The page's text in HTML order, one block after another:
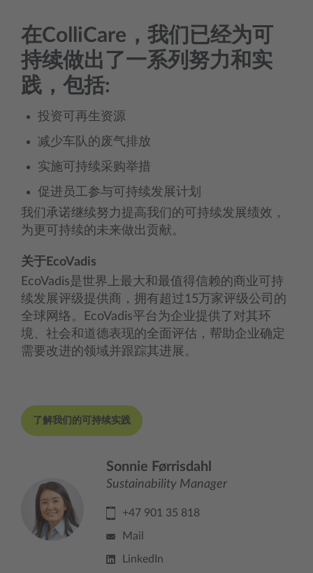
在ColliCare，我们已经为可
持续做出了一系列努力和实
践，包括:
投资可再生资源
减少车队的废气排放
实施可持续采购举措
促进员工参与可持续发展计划
我们承诺继续努力提高我们的可持续发展绩效，
为更可持续的未来做出贡献。
关于EcoVadis
EcoVadis是世界上最大和最值得信赖的商业可持
续发展评级提供商，拥有超过15万家评级公司的
全球网络。EcoVadis平台为企业提供了对其环
境、社会和道德表现的全面评估，帮助企业确定
需要改进的领域并跟踪其进展。
了解我们的可持续实践
Sonnie Førrisdahl
Sustainability Manager
+47 901 35 818
Mail
LinkedIn